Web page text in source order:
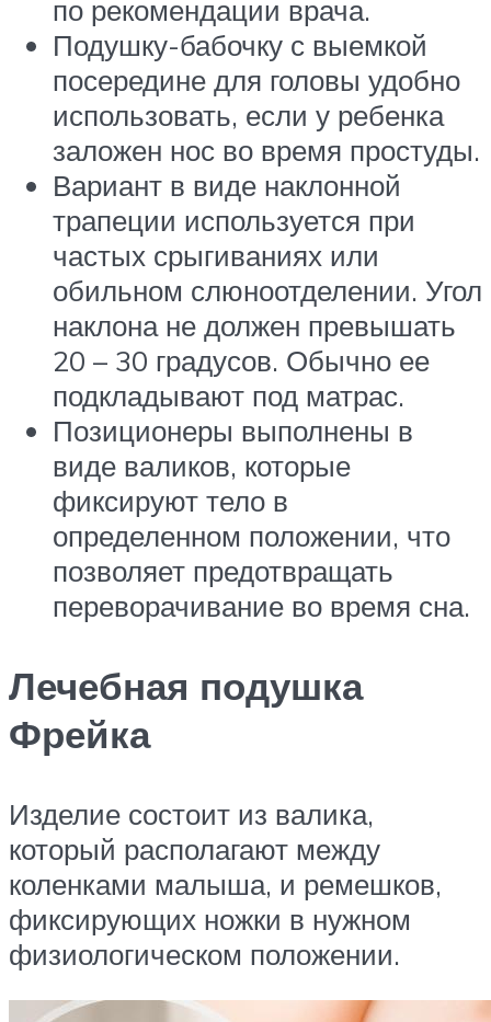
по рекомендации врача.
Подушку-бабочку с выемкой
посередине для головы удобно
использовать, если у ребенка
заложен нос во время простуды.
Вариант в виде наклонной
трапеции используется при
частых срыгиваниях или
обильном слюноотделении. Угол
наклона не должен превышать
20 – 30 градусов. Обычно ее
подкладывают под матрас.
Позиционеры выполнены в
виде валиков, которые
фиксируют тело в
определенном положении, что
позволяет предотвращать
переворачивание во время сна.
Лечебная подушка
Фрейка
Изделие состоит из валика,
который располагают между
коленками малыша, и ремешков,
фиксирующих ножки в нужном
физиологическом положении.